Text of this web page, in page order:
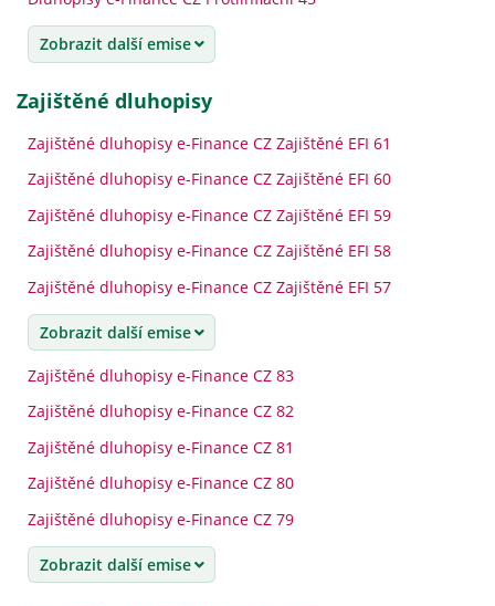
Zobrazit další emise
zajištěné dluhopisy
Zajištěné dluhopisy e-Finance CZ Zajištěné EFI 61
Zajištěné dluhopisy e-Finance CZ Zajištěné EFI 60
Zajištěné dluhopisy e-Finance CZ Zajištěné EFI 59
Zajištěné dluhopisy e-Finance CZ Zajištěné EFI 58
Zajištěné dluhopisy e-Finance CZ Zajištěné EFI 57
Zobrazit další emise
Zajištěné dluhopisy e-Finance CZ 83
Zajištěné dluhopisy e-Finance CZ 82
Zajištěné dluhopisy e-Finance CZ 81
Zajištěné dluhopisy e-Finance CZ 80
Zajištěné dluhopisy e-Finance CZ 79
Zobrazit další emise